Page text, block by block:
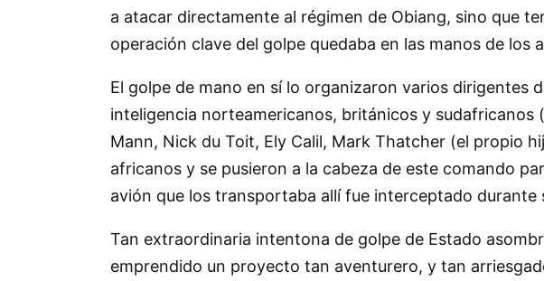
a atacar directamente al régimen de Obiang, sino que
operación clave del golpe quedaba en las manos de los
El golpe de mano en sí lo organizaron varios dirigentes
inteligencia norteamericanos, británicos y sudafricanos
Mann, Nick du Toit, Ely Calil, Mark Thatcher (el propio
africanos y se pusieron a la cabeza de este comando
avión que los transportaba allí fue interceptado durante
Tan extraordinaria intentona de golpe de Estado
emprendido un proyecto tan aventurero, y tan